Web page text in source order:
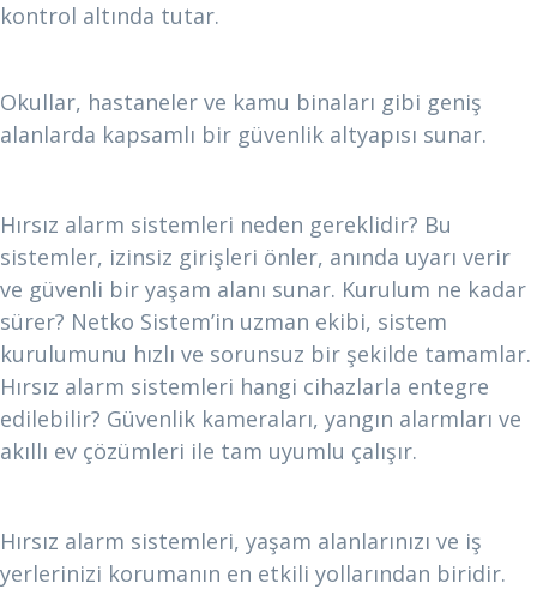
kontrol altında tutar.
Okullar, hastaneler ve kamu binaları gibi geniş
alanlarda kapsamlı bir güvenlik altyapısı sunar.
Hırsız alarm sistemleri neden gereklidir? Bu
sistemler, izinsiz girişleri önler, anında uyarı verir
ve güvenli bir yaşam alanı sunar. Kurulum ne kadar
sürer? Netko Sistem’in uzman ekibi, sistem
kurulumunu hızlı ve sorunsuz bir şekilde tamamlar.
Hırsız alarm sistemleri hangi cihazlarla entegre
edilebilir? Güvenlik kameraları, yangın alarmları ve
akıllı ev çözümleri ile tam uyumlu çalışır.
Hırsız alarm sistemleri, yaşam alanlarınızı ve iş
yerlerinizi korumanın en etkili yollarından biridir.